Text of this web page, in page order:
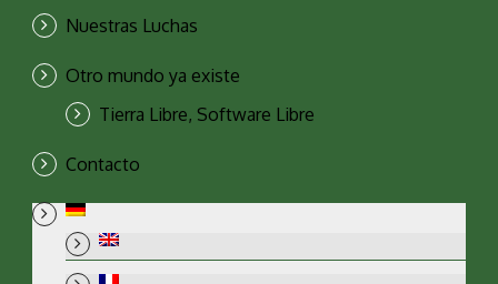
Nuestras Luchas
Otro mundo ya existe
Tierra Libre, Software Libre
Contacto